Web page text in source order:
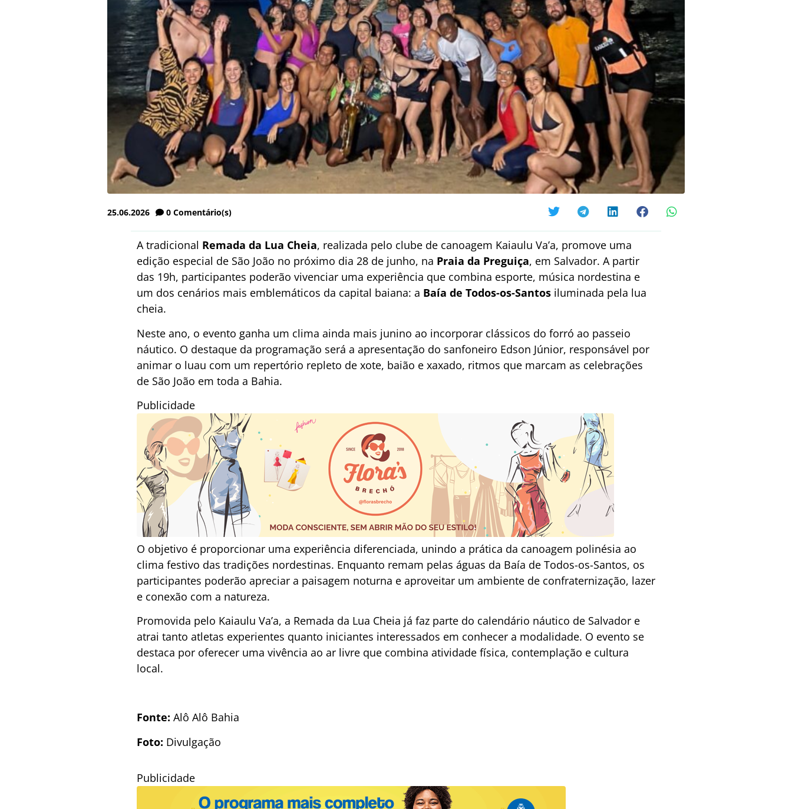
25.06.2026 0 Comentário(s)
A tradicional Remada da Lua Cheia, realizada pelo clube de canoagem Kaiaulu Va’a, promove uma
edição especial de São João no próximo dia 28 de junho, na Praia da Preguiça, em Salvador. A partir
das 19h, participantes poderão vivenciar uma experiência que combina esporte, música nordestina e
um dos cenários mais emblemáticos da capital baiana: a Baía de Todos-os-Santos iluminada pela lua
cheia.
Neste ano, o evento ganha um clima ainda mais junino ao incorporar clássicos do forró ao passeio
náutico. O destaque da programação será a apresentação do sanfoneiro Edson Júnior, responsável por
animar o luau com um repertório repleto de xote, baião e xaxado, ritmos que marcam as celebrações
de São João em toda a Bahia.
Publicidade
O objetivo é proporcionar uma experiência diferenciada, unindo a prática da canoagem polinésia ao
clima festivo das tradições nordestinas. Enquanto remam pelas águas da Baía de Todos-os-Santos, os
participantes poderão apreciar a paisagem noturna e aproveitar um ambiente de confraternização, lazer
e conexão com a natureza.
Promovida pelo Kaiaulu Va’a, a Remada da Lua Cheia já faz parte do calendário náutico de Salvador e
atrai tanto atletas experientes quanto iniciantes interessados em conhecer a modalidade. O evento se
destaca por oferecer uma vivência ao ar livre que combina atividade física, contemplação e cultura
local.
Fonte: Alô Alô Bahia
Foto: Divulgação
Publicidade